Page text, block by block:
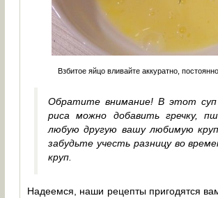
Взбитое яйцо вливайте аккуратно,
Обратите внимание! В этот
риса можно добавить гречку,
любую другую вашу любимую
забудьте учесть разницу во
круп.
Надеемся, наши рецепты пригодятся